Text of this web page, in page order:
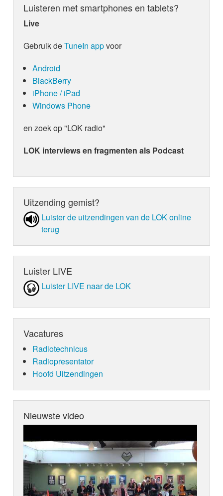
Luisteren met smartphones en tablets?
Live
Gebruik deTuneIn appvoor
Android
BlackBerry
iPhone / iPad
Windows Phone
en zoek op "LOK radio"
LOK interviews en fragmenten als Podcast
Uitzending gemist?
Luister de uit­zen­din­gen van de LOK online
terug
Luister LIVE
Luister LIVE naar de LOK
Vacatures
Radiotechnicus
Radiopresentator
Hoofd Uitzendingen
Nieuwste video